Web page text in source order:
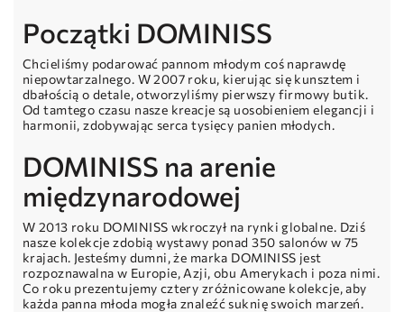
Początki DOMINISS
Chcieliśmy podarować pannom młodym coś naprawdę
niepowtarzalnego. W 2007 roku, kierując się kunsztem i
dbałością o detale, otworzyliśmy pierwszy firmowy butik.
Od tamtego czasu nasze kreacje są uosobieniem elegancji i
harmonii, zdobywając serca tysięcy panien młodych.
DOMINISS na arenie
międzynarodowej
W 2013 roku DOMINISS wkroczył na rynki globalne. Dziś
nasze kolekcje zdobią wystawy ponad 350 salonów w 75
krajach. Jesteśmy dumni, że marka DOMINISS jest
rozpoznawalna w Europie, Azji, obu Amerykach i poza nimi.
Co roku prezentujemy cztery zróżnicowane kolekcje, aby
każda panna młoda mogła znaleźć suknię swoich marzeń.